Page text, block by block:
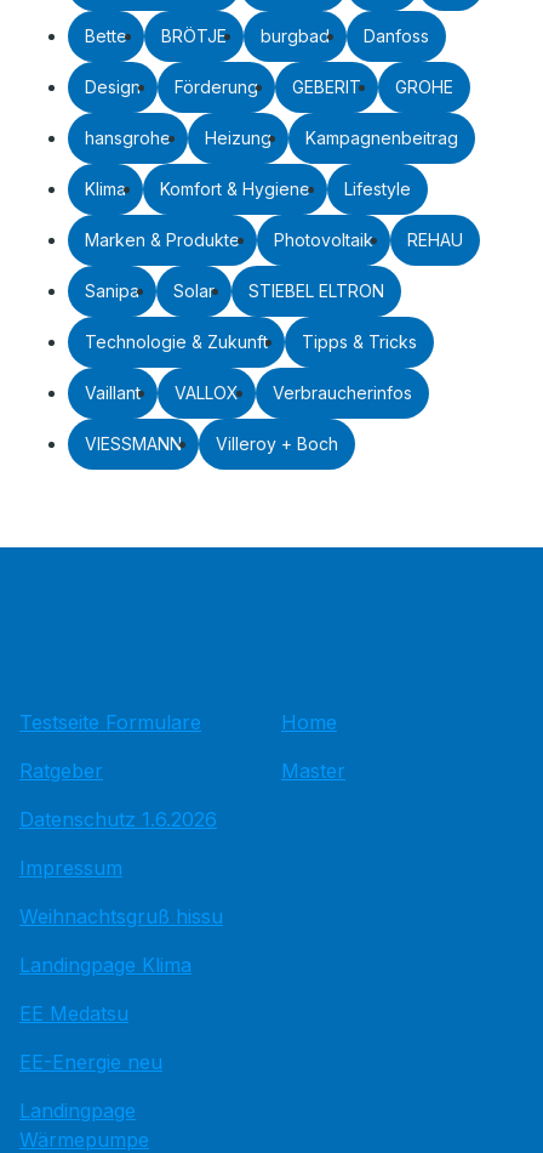
Bette BRÖTJE burgbad Danfoss
Design Förderung GEBERIT GROHE
hansgrohe Heizung Kampagnenbeitrag
Klima Komfort & Hygiene Lifestyle
Marken & Produkte Photovoltaik REHAU
Sanipa Solar STIEBEL ELTRON
Technologie & Zukunft Tipps & Tricks
Vaillant VALLOX Verbraucherinfos
VIESSMANN Villeroy + Boch
Testseite Formulare
Ratgeber
Datenschutz 1.6.2026
Impressum
Weihnachtsgruß hissu
Landingpage Klima
EE Medatsu
EE-Energie neu
Landingpage
Wärmepumpe
Home
Master